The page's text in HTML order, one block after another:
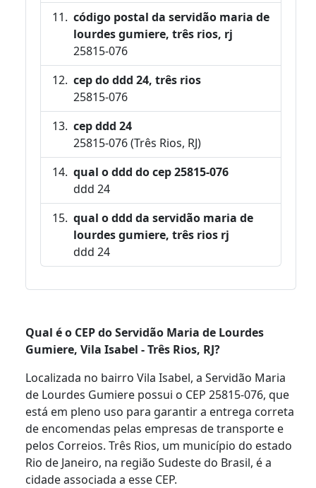
código postal da servidão maria de
lourdes gumiere, três rios, rj
25815-076
cep do ddd 24, três rios
25815-076
cep ddd 24
25815-076 (Três Rios, RJ)
qual o ddd do cep 25815-076
ddd 24
qual o ddd da servidão maria de
lourdes gumiere, três rios rj
ddd 24
Qual é o CEP do Servidão Maria de Lourdes
Gumiere, Vila Isabel - Três Rios, RJ?
Localizada no bairro Vila Isabel, a Servidão Maria
de Lourdes Gumiere possui o CEP 25815-076, que
está em pleno uso para garantir a entrega correta
de encomendas pelas empresas de transporte e
pelos Correios. Três Rios, um município do estado
Rio de Janeiro, na região Sudeste do Brasil, é a
cidade associada a esse CEP.